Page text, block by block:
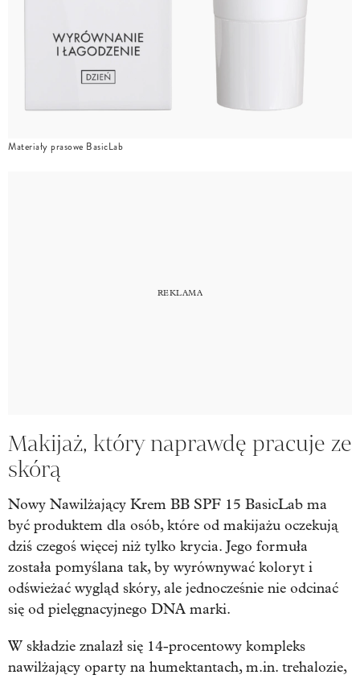
Materiały prasowe BasicLab
Makijaż, który naprawdę pracuje ze
skórą
Nowy Nawilżający Krem BB SPF 15 BasicLab ma
być produktem dla osób, które od makijażu oczekują
dziś czegoś więcej niż tylko krycia. Jego formuła
została pomyślana tak, by wyrównywać koloryt i
odświeżać wygląd skóry, ale jednocześnie nie odcinać
się od pielęgnacyjnego DNA marki.
W składzie znalazł się 14-procentowy kompleks
nawilżający oparty na humektantach, m.in. trehalozie,